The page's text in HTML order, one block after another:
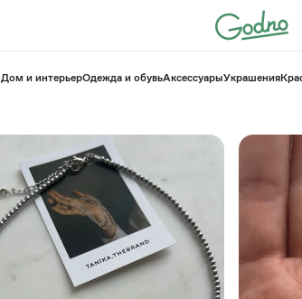
⁠Дом и интерьерОдежда и обувьАксессуарыУкрашения